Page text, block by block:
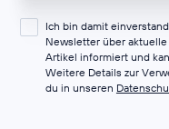
Ich bin damit
Newsletter über
Artikel informiert und
Weitere Details zur
du in unseren